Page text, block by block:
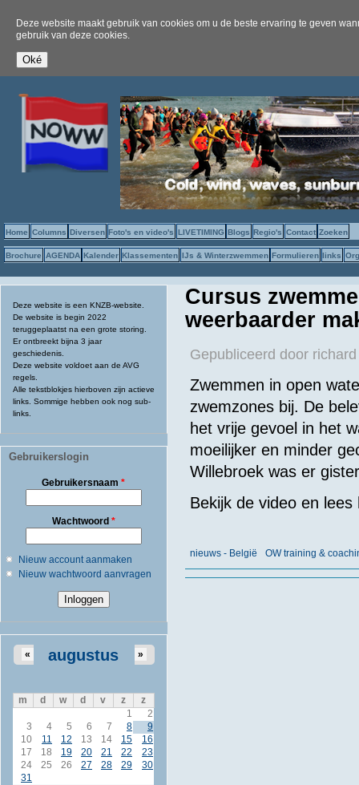
Deze website maakt gebruik van cookies om u de beste ervaring te geven
gebruik van deze cookies.
Home Columns Diversen Foto's en video's LIVETIMING Blogs Regio's Contact Zoeken
Brochure AGENDA Kalender Klassementen IJs & Winterzwemmen Formulieren links
Deze website is een KNZB-website.
De website is begin 2022
teruggeplaatst na een grote storing.
Er ontbreekt bijna 3 jaar
geschiedenis.
Deze website voldoet aan de AVG
regels.
Alle tekstblokjes hierboven zijn actieve
links. Sommige hebben ook nog sub-
links.
Gebruikerslogin
Gebruikersnaam*
Wachtwoord *
Nieuw account aanmaken
Nieuw wachtwoord aanvragen
augustus
« »
m d w d v z
z
1
2
3
4 5 6 7 8
9
10
11 12 13 14 15
16
17
18 19 20 21 22
23
24
25 26 27 28 29
30
31
Cursus
weerbaarder
Gepubliceerd door
Zwemmen in open
zwemzones bij. De
het vrije gevoel in het
moeilijker en minder
Willebroek was er
Bekijk de video en
nieuws - België OW training &